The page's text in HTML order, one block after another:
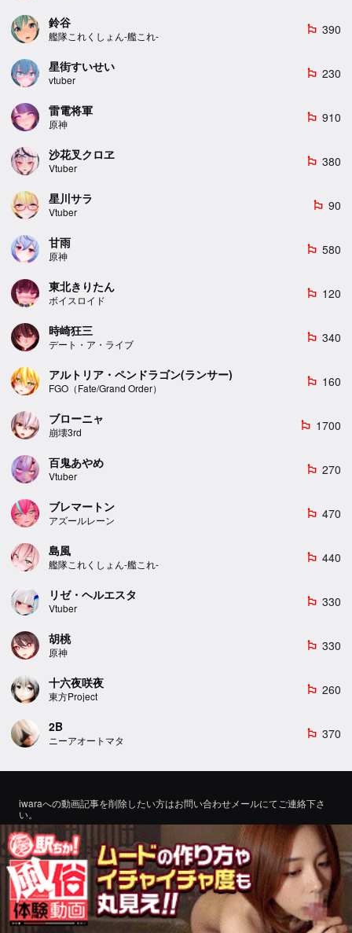
鈴谷
艦隊これくしょん-艦これ-
emoji_flags 390
星街すいせい
vtuber
emoji_flags 230
雷電将軍
原神
emoji_flags 910
沙花叉クロヱ
Vtuber
emoji_flags 380
星川サラ
Vtuber
emoji_flags 90
甘雨
原神
emoji_flags 580
東北きりたん
ボイスロイド
emoji_flags 120
時崎狂三
デート・ア・ライブ
emoji_flags 340
アルトリア・ペンドラゴン(ランサー)
FGO（Fate/Grand Order）
emoji_flags 160
ブローニャ
崩壊3rd
emoji_flags 1700
百鬼あやめ
Vtuber
emoji_flags 270
ブレマートン
アズールレーン
emoji_flags 470
島風
艦隊これくしょん-艦これ-
emoji_flags 440
リゼ・ヘルエスタ
Vtuber
emoji_flags 330
胡桃
原神
emoji_flags 330
十六夜咲夜
東方Project
emoji_flags 260
2B
ニーアオートマタ
emoji_flags 370
iwaraへの動画記事を削除したい方はお問い合わせメールにてご連絡下さ
い。
If you would like to remove a video article to iwara, please contact us by
email for inquiry.
お問い合わせ ©2022 エロMMDTube